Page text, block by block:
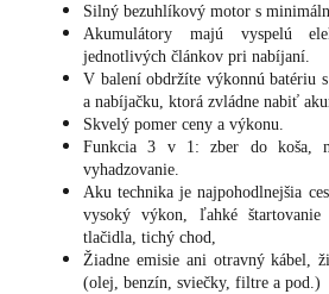
Silný bezuhlíkový motor s
Akumulátory majú vyspelú
jednotlivých článkov pri nabíjaní.
V balení obdržíte výkonnú batériu
a nabíjačku, ktorá zvládne nabiť
Skvelý pomer ceny a výkonu.
Funkcia 3 v 1: zber do koša,
vyhadzovanie.
Aku technika je najpohodlnejšia
vysoký výkon, ľahké štartovanie
tlačidla, tichý chod,
Žiadne emisie ani otravný kábel,
(olej, benzín, sviečky, filtre a pod.)